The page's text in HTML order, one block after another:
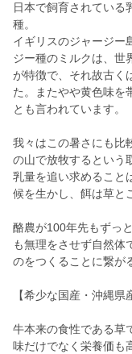
日本で飼育されている
種。
イギリスのジャージー
ジー種のミルクは、世
が特徴で、それ故古く
た。またやや黄色味を
とも言われています。
我々はこの暑さにも比
の山で放牧するという
乳量を追い求めること
候を生かし、餌は草と
酪農が100年先もずっ
も無理をさせず自然体
のをつくることに繋が
【希少な国産・沖縄県
牛本来の食性である草
味だけでなく栄養価も